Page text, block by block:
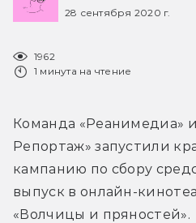
28 сентября 2020 г.
1962
1 минута на чтение
Команда «Реанимедиа»
Репортаж» запустили
кампанию по сбору
выпуск в онлайн-
«Волчицы и пряностей».